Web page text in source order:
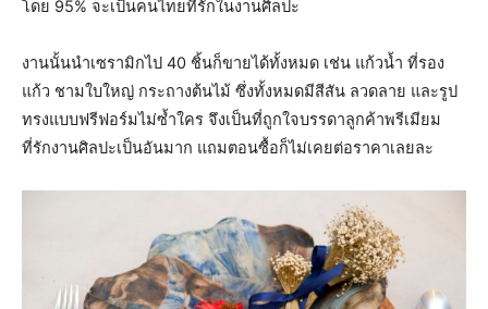
โดย 95% จะเป็นคนไทยที่รักในงานศิลปะ
งานนั้นนำเซรามิกไป 40 ชิ้นก็ขายได้ทั้งหมด เช่น แก้วน้ำ ที่รอง
แก้ว ชามใบใหญ่ กระถางต้นไม้ ซึ่งทั้งหมดมีสีสัน ลวดลาย และรูป
ทรงแบบฟรีฟอร์มไม่ซ้ำใคร จึงเป็นที่ถูกใจบรรดาลูกค้าพรีเมียม
ที่รักงานศิลปะเป็นอันมาก แถมตอนซื้อก็ไม่เคยต่อราคาเลยละ